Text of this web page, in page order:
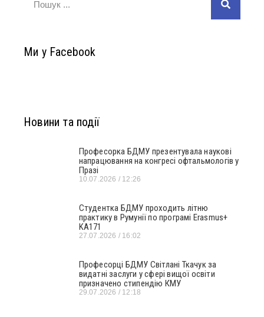
Ми у Facebook
Новини та події
Професорка БДМУ презентувала наукові
напрацювання на конгресі офтальмологів у
Празі
10.07.2026 12:26
Студентка БДМУ проходить літню
практику в Румунії по програмі Erasmus+
KA171
27.07.2026 16:02
Професорці БДМУ Світлані Ткачук за
видатні заслуги у сфері вищої освіти
призначено стипендію КМУ
29.07.2026 12:18